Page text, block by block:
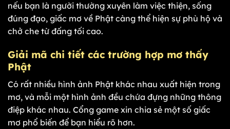
nếu bạn là người thường xuyên làm việc thiện, sống
đúng đạo, giấc mơ về Phật càng thể hiện sự phù hộ và
chở che từ đấng tối cao.
Giải mã chi tiết các trường hợp mơ thấy
Phật
Có rất nhiều hình ảnh Phật khác nhau xuất hiện trong
mơ, và mỗi một hình ảnh đều chứa đựng những thông
điệp khác nhau. Cổng game xin chia sẻ một số giấc
mơ phổ biến để bạn hiểu rõ hơn.